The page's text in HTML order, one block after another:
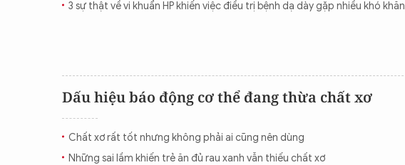
CON ĐƯỜNG KHỞI NGHIỆP
3 sự thật về vi khuẩn HP khiến việc điều trị bệnh dạ dày gặp nhiều khó khăn
Dấu hiệu báo động cơ thể đang thừa chất xơ
Chất xơ rất tốt nhưng không phải ai cũng nên dùng
Những sai lầm khiến trẻ ăn đủ rau xanh vẫn thiếu chất xơ